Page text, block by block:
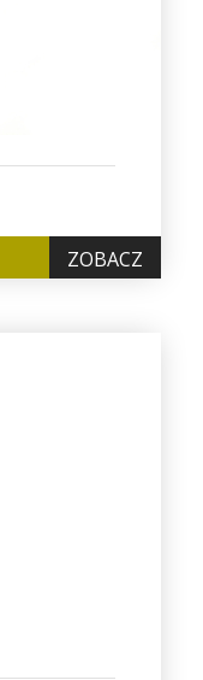
ZOBACZ